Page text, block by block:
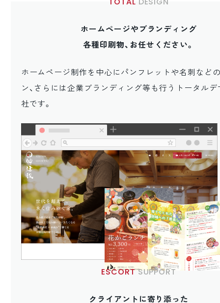
ホームページやブランディング
各種印刷物、お任せください。
ホームページ制作を中心にパンフレットや名刺など
ン、さらには企業ブランディング等も行うトータルデ
社です。
ESCORTSUPPORT
クライアントに寄り添った